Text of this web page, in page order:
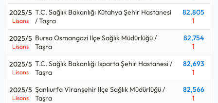
2025/5
Lisans
T.C. Sağlık Bakanlığı Kütahya Şehir Hastanesi
/ Taşra
82,805
1
2025/5
Lisans
Bursa Osmangazi Ilçe Sağlık Müdürlüğü /
Taşra
82,754
1
2025/5
Lisans
T.C. Sağlık Bakanlığı Isparta Şehir Hastanesi /
Taşra
82,693
1
2025/5
Lisans
Şanlıurfa Viranşehir Ilçe Sağlık Müdürlüğü /
Taşra
82,566
1